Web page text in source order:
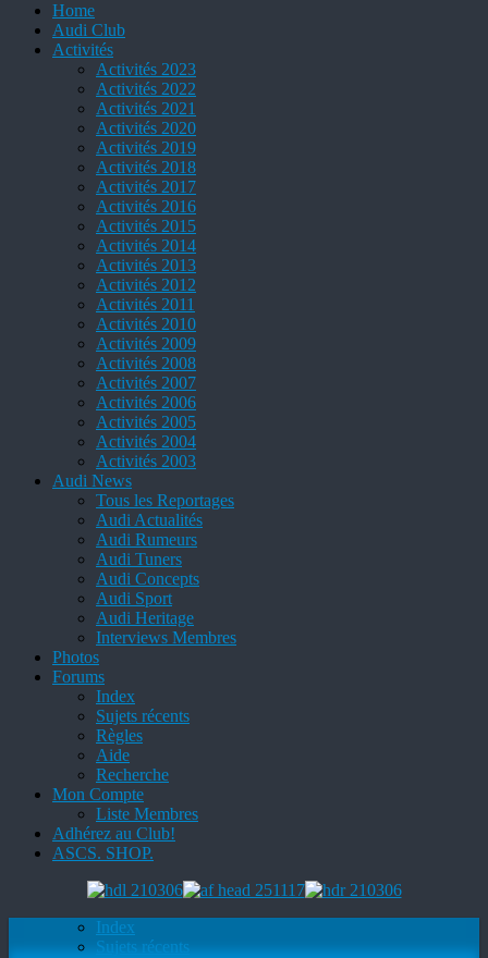
Home
Audi Club
Activités
Activités 2023
Activités 2022
Activités 2021
Activités 2020
Activités 2019
Activités 2018
Activités 2017
Activités 2016
Activités 2015
Activités 2014
Activités 2013
Activités 2012
Activités 2011
Activités 2010
Activités 2009
Activités 2008
Activités 2007
Activités 2006
Activités 2005
Activités 2004
Activités 2003
Audi News
Tous les Reportages
Audi Actualités
Audi Rumeurs
Audi Tuners
Audi Concepts
Audi Sport
Audi Heritage
Interviews Membres
Photos
Forums
Index
Sujets récents
Règles
Aide
Recherche
Mon Compte
Liste Membres
Adhérez au Club!
ASCS. SHOP.
Index
Sujets récents